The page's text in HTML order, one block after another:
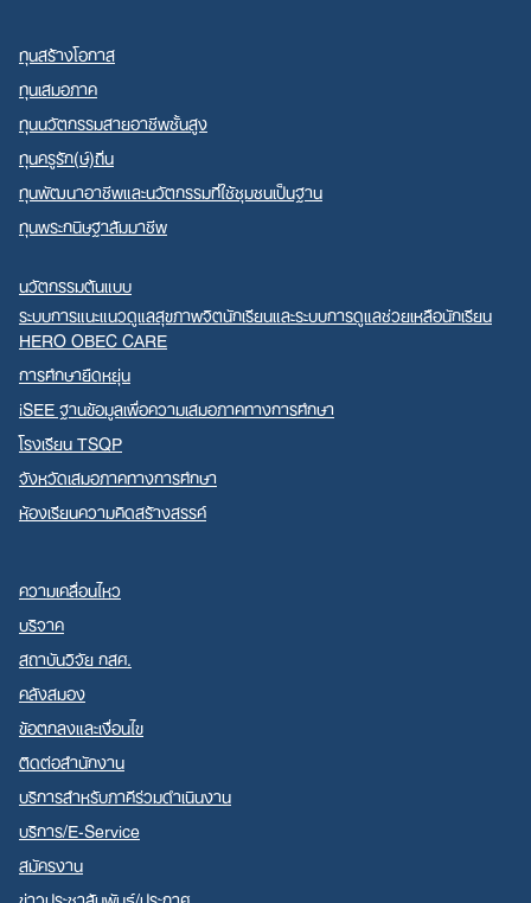
ทุนสร้างโอกาส
ทุนเสมอภาค
ทุนนวัตกรรมสายอาชีพชั้นสูง
ทุนครูรัก(ษ์)ถิ่น
ทุนพัฒนาอาชีพและนวัตกรรมที่ใช้ชุมชนเป็นฐาน
ทุนพระกนิษฐาสัมมาชีพ
นวัตกรรมต้นแบบ
ระบบการแนะแนวดูแลสุขภาพจิตนักเรียนและระบบการดูแลช่วยเหลือนักเรียน
HERO OBEC CARE
การศึกษายืดหยุ่น
iSEE ฐานข้อมูลเพื่อความเสมอภาคทางการศึกษา
โรงเรียน TSQP
จังหวัดเสมอภาคทางการศึกษา
ห้องเรียนความคิดสร้างสรรค์
ความเคลื่อนไหว
บริจาค
สถาบันวิจัย กสศ.
คลังสมอง
ข้อตกลงและเงื่อนไข
ติดต่อสำนักงาน
บริการสำหรับภาคีร่วมดำเนินงาน
บริการ/E-Service
สมัครงาน